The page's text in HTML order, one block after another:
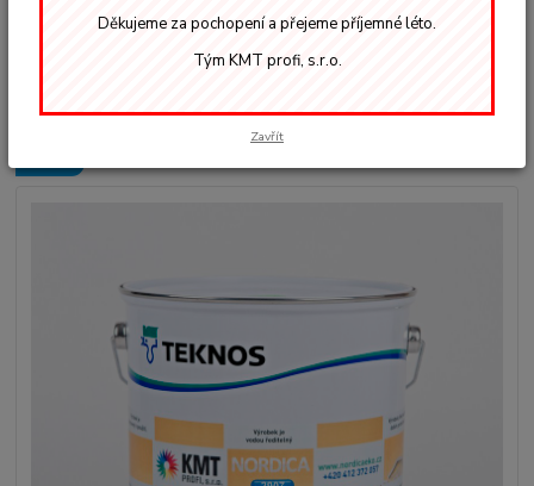
Teknos základ 2907 tónovaný
Ořech Tmavý 9013 na dřevo 5,00
Děkujeme za pochopení a přejeme příjemné léto.
Tým KMT profi, s.r.o.
Zavřít